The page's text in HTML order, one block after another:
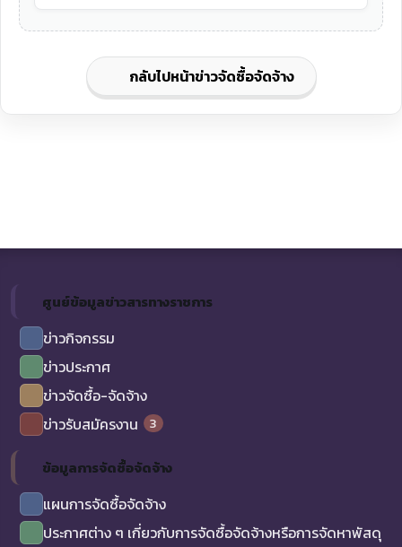
กลับไปหน้าข่าวจัดซื้อจัดจ้าง
ศูนย์ข้อมูลข่าวสารทางราชการ
ข่าวกิจกรรม
ข่าวประกาศ
ข่าวจัดซื้อ-จัดจ้าง
ข่าวรับสมัครงาน
3
ข้อมูลการจัดซื้อจัดจ้าง
แผนการจัดซื้อจัดจ้าง
ประกาศต่าง ๆ เกี่ยวกับการจัดซื้อจัดจ้างหรือการจัดหาพัสดุ